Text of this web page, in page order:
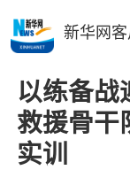
以练备战
救援骨干
实训
新华网